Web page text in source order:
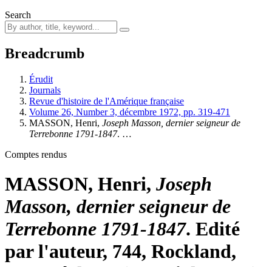
Search
Breadcrumb
Érudit
Journals
Revue d'histoire de l'Amérique française
Volume 26, Number 3, décembre 1972, pp. 319-471
MASSON, Henri, Joseph Masson, dernier seigneur de
Terrebonne 1791-1847. …
Comptes rendus
MASSON, Henri, Joseph
Masson, dernier seigneur de
Terrebonne 1791-1847. Edité
par l'auteur, 744, Rockland,